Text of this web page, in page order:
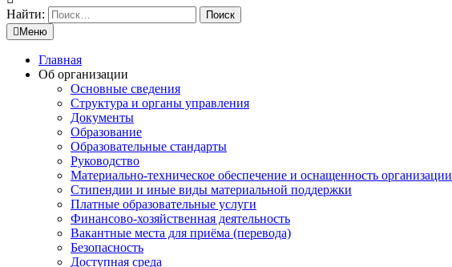
Найти:
Меню
Главная
Об организации
Основные сведения
Структура и органы управления
Документы
Образование
Образовательные стандарты
Руководство
Материально-техническое обеспечение и оснащенность организации
Стипендии и иные виды материальной поддержки
Платные образовательные услуги
Финансово-хозяйственная деятельность
Вакантные места для приёма (перевода)
Безопасность
Доступная среда